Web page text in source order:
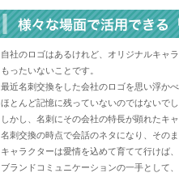
自社のロゴはあるけれど、オリジナルキャ
もったいないことです。
最近名刺交換をした会社のロゴを思い浮か
ほとんど記憶に残っていないのではないで
しかし、名刺にその会社の特長が顕れたキ
名刺交換の時点で会話のネタになり、その
キャラクターは愛情を込めて育てて行けば
ブランドコミュニケーションの一手として